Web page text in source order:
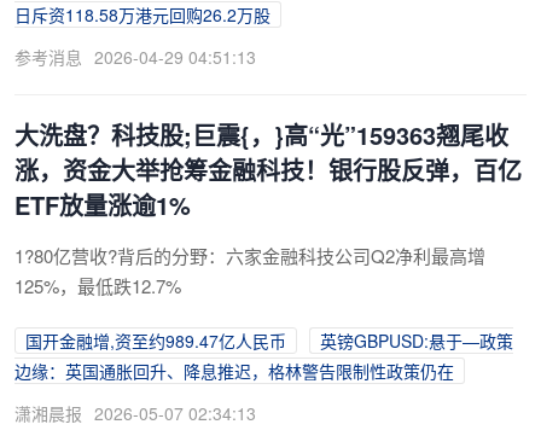
日斥资118.58万港元回购26.2万股
参考消息 2026-04-29 04:51:13
大洗盘？科技股;巨震{，}高“光”159363翘尾收
涨，资金大举抢筹金融科技！银行股反弹，百亿
ETF放量涨逾1%
1?80亿营收?背后的分野：六家金融科技公司Q2净利最高增
125%，最低跌12.7%
国开金融增,资至约989.47亿人民币
英镑GBPUSD:悬于—政策
边缘：英国通胀回升、降息推迟，格林警告限制性政策仍在
潇湘晨报 2026-05-07 02:34:13